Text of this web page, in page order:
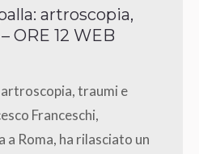
artroscopia,
ORE 12 WEB
traumi e
Franceschi,
Roma, ha rilasciato un